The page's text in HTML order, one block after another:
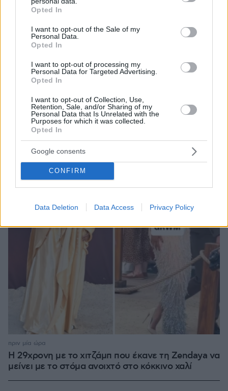
grant or deny consent to Google and its third-party tags to
use your data for below specified purposes in below Google
consent section.
Opted In
I want to opt-out of the Sale of my
Personal Data.
Opted In
I want to opt-out of processing my
Personal Data for Targeted Advertising.
Opted In
I want to opt-out of Collection, Use,
Retention, Sale, and/or Sharing of my
Personal Data that Is Unrelated with the
Purposes for which it was collected.
Opted In
Google consents
CONFIRM
Data Deletion Data Access Privacy Policy
Τη Υπερμάχω: Η νύχτα του Αυγούστου πριν από
1.400 χρόνια, που γέννησε τον Ακάθιστο Ύμνο
09.08.2026, 22:48
Η 29χρονη με το χιτζάμπ που έκανε τη Zendaya να
μείνει με το στόμα ανοιχτό στο κόκκινο χαλί
πριν μία ώρα